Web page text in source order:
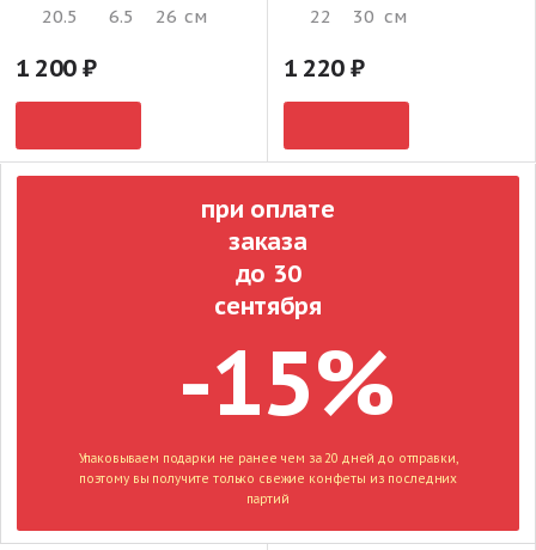
20.5
6.5 26 см
1 200
22
30 см
1 220
-15%
при оплате
заказа
до 30
сентября
Упаковываем подарки не ранее чем за 20 дней до отправки,
поэтому вы получите только свежие конфеты из последних
партий